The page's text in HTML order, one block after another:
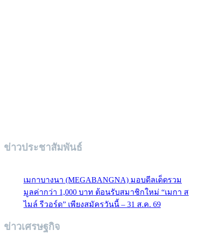
ข่าวประชาสัมพันธ์
เมกาบางนา (MEGABANGNA) มอบดีลเด็ดรวม
มูลค่ากว่า 1,000 บาท ต้อนรับสมาชิกใหม่ “เมกา ส
ไมล์ รีวอร์ด” เพียงสมัครวันนี้ – 31 ส.ค. 69
ข่าวเศรษฐกิจ